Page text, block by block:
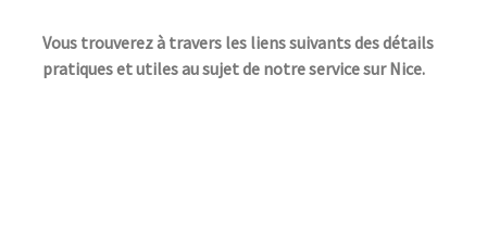
Vous trouverez à travers les liens suivants des détails
pratiques et utiles au sujet de notre service sur Nice.